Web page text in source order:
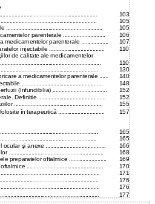
103
105
105
parenterale ............................
106
medicamentelor parenterale ..................
107
injectabile .....................................
110
de calitate ale medicamentelor
110
130
a medicamentelor parenterale ...... 140
......................................................
148
(Infundibilia) ....................................
152
Definitie. ............................................
152
...........................................................
155
în terapeutică ............................... 157
165
165
şi anexe ........................................
166
168
preparatelor oftalmice ......................... 169
...................................................
170
171
176
176
177